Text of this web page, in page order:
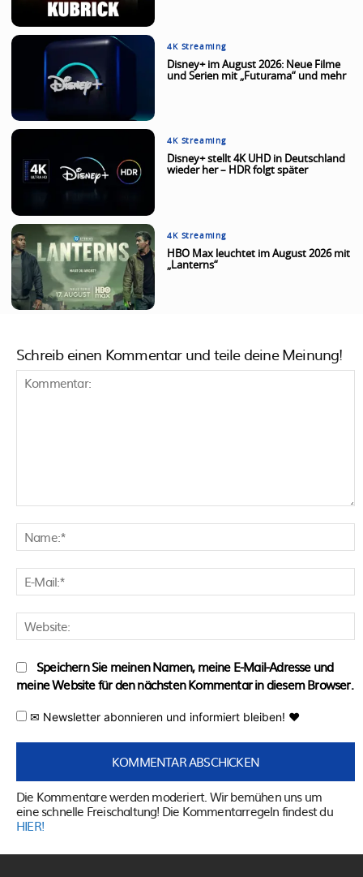
4K Streaming
Disney+ im August 2026: Neue Filme
und Serien mit „Futurama“ und mehr
4K Streaming
Disney+ stellt 4K UHD in Deutschland
wieder her – HDR folgt später
4K Streaming
HBO Max leuchtet im August 2026 mit
„Lanterns“
Schreib einen Kommentar und teile deine Meinung!
Speichern Sie meinen Namen, meine E-Mail-Adresse und
meine Website für den nächsten Kommentar in diesem Browser.
✉ Newsletter abonnieren und informiert bleiben! ♥
Die Kommentare werden moderiert. Wir bemühen uns um
eine schnelle Freischaltung! Die Kommentarregeln findest du
HIER!